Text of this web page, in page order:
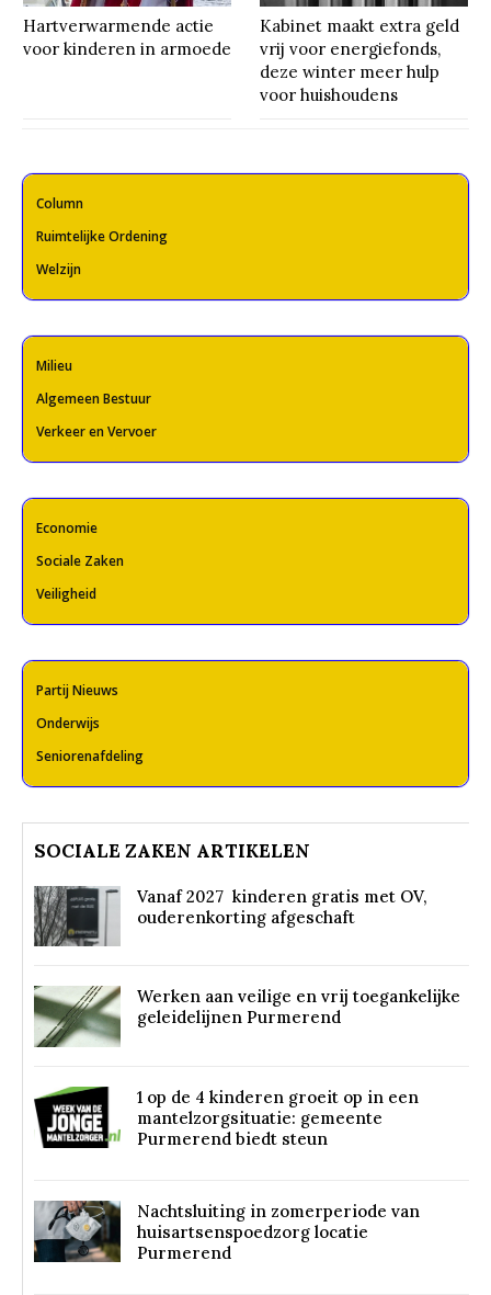
Hartverwarmende actie
voor kinderen in armoede
Kabinet maakt extra geld
vrij voor energiefonds,
deze winter meer hulp
voor huishoudens
Column
Ruimtelijke Ordening
Welzijn
Milieu
Algemeen Bestuur
Verkeer en Vervoer
Economie
Sociale Zaken
Veiligheid
Partij Nieuws
Onderwijs
Seniorenafdeling
SOCIALE ZAKEN ARTIKELEN
Vanaf 2027 kinderen gratis met OV,
ouderenkorting afgeschaft
Werken aan veilige en vrij toegankelijke
geleidelijnen Purmerend
1 op de 4 kinderen groeit op in een
mantelzorgsituatie: gemeente
Purmerend biedt steun
Nachtsluiting in zomerperiode van
huisartsenspoedzorg locatie
Purmerend